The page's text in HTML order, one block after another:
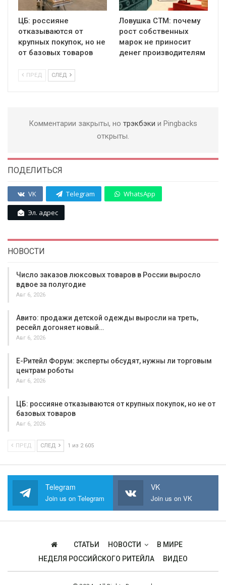
ЦБ: россияне
отказываются от
крупных покупок, но не
от базовых товаров
Ловушка СТМ: почему
рост собственных
марок не приносит
денег производителям
ПРЕД СЛЕД
Комментарии закрыты, но трэкбэки и Pingbacks
открыты.
ПОДЕЛИТЬСЯ
VK Telegram WhatsApp
Эл. адрес
НОВОСТИ
Число заказов люксовых товаров в России выросло
вдвое за полугодие
Авг 6, 2026
Авито: продажи детской одежды выросли на треть,
ресейл догоняет новый…
Авг 6, 2026
Е-Ритейл Форум: эксперты обсудят, нужны ли торговым
центрам роботы
Авг 6, 2026
ЦБ: россияне отказываются от крупных покупок, но не от
базовых товаров
Авг 6, 2026
ПРЕД СЛЕД 1 из 2 605
Telegram
Join us on Telegram
VK
Join us on VK
СТАТЬИ НОВОСТИ
В МИРЕ
НЕДЕЛЯ РОССИЙСКОГО РИТЕЙЛА
ВИДЕО